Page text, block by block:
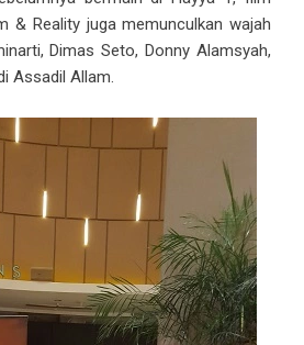
& Reality juga memunculkan wajah
Dimas Seto, Donny Alamsyah,
Assadil Allam.